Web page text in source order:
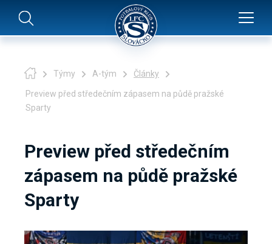
Týmy A-tým Články
Preview před středečním zápasem na půdě pražské
Sparty
Preview před středečním
zápasem na půdě pražské
Sparty